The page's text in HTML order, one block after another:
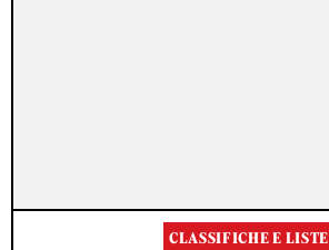
CLASSIFICHE E LISTE